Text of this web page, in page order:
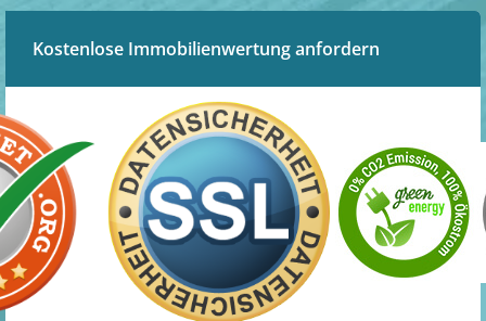
Kostenlose Immobilienwertung anfordern